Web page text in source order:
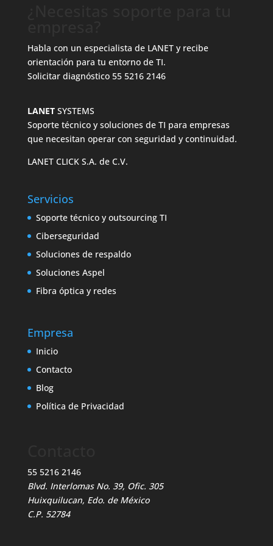
Habla con un especialista de LANET y recibe
orientación para tu entorno de TI.
Solicitar diagnóstico 55 5216 2146
LANET SYSTEMS
Soporte técnico y soluciones de TI para empresas
que necesitan operar con seguridad y continuidad.
LANET CLICK S.A. de C.V.
Servicios
Soporte técnico y outsourcing TI
Ciberseguridad
Soluciones de respaldo
Soluciones Aspel
Fibra óptica y redes
Empresa
Inicio
Contacto
Blog
Política de Privacidad
55 5216 2146
Blvd. Interlomas No. 39, Ofic. 305
Huixquilucan, Edo. de México
C.P. 52784